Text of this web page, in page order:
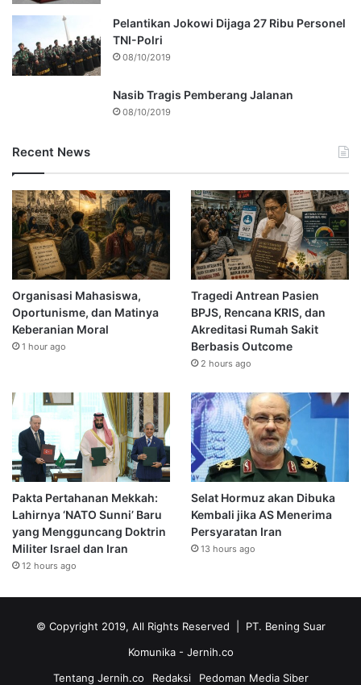
Pelantikan Jokowi Dijaga 27 Ribu Personel
TNI-Polri
08/10/2019
Nasib Tragis Pemberang Jalanan
08/10/2019
Recent News
Organisasi Mahasiswa,
Oportunisme, dan Matinya
Keberanian Moral
1 hour ago
Tragedi Antrean Pasien
BPJS, Rencana KRIS, dan
Akreditasi Rumah Sakit
Berbasis Outcome
2 hours ago
Pakta Pertahanan Mekkah:
Lahirnya ‘NATO Sunni’ Baru
yang Mengguncang Doktrin
Militer Israel dan Iran
12 hours ago
Selat Hormuz akan Dibuka
Kembali jika AS Menerima
Persyaratan Iran
13 hours ago
© Copyright 2019, All Rights Reserved | PT. Bening Suar
Komunika - Jernih.co
Tentang Jernih.co
Redaksi Pedoman Media Siber